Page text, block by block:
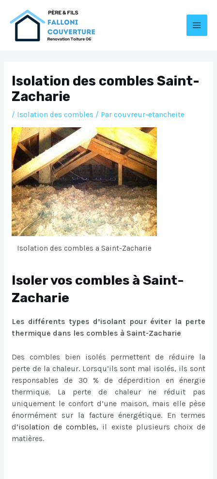
Isolation des combles Saint-
Zacharie
/ Isolation des combles / Par couvreur-etancheite
Isolation des combles a Saint-Zacharie
Isoler vos combles à Saint-
Zacharie
Les différents types d’isolant pour éviter la perte
thermique dans les combles à Saint-Zacharie
Des combles bien isolés permettent de réduire la
perte de la chaleur. Lorsqu’ils sont mal isolés, ils sont
responsables de 30 % de déperdition en énergie
thermique. La perte de chaleur ne réduit pas
uniquement le confort d’une maison, mais elle pèse
énormément sur la facture énergétique. En termes
d‘isolation de combles, il existe plusieurs choix de
matières.